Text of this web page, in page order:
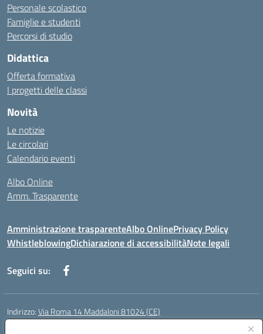
Personale scolastico
Famiglie e studenti
Percorsi di studio
Didattica
Offerta formativa
I progetti delle classi
Novità
Le notizie
Le circolari
Calendario eventi
Albo Online
Amm. Trasparente
Amministrazione trasparenteAlbo OnlinePrivacy Policy
WhistleblowingDichiarazione di accessibilitàNote legali
Seguici su:
Indirizzo:Via Roma 14 Maddaloni 81024 (CE)
Centralino: